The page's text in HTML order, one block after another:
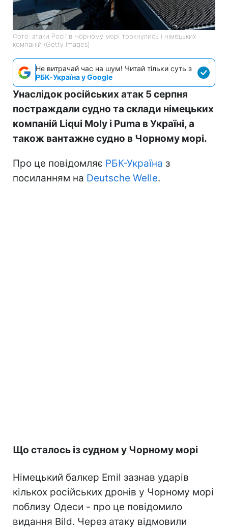
Фото: атаки Росії в Чорному морі торкнулись і німецьких
компаній (Getty Images)
Не витрачай час на шум! Читай тільки суть з
РБК-Україна у Google
Унаслідок російських атак 5 серпня
постраждали судно та склади німецьких
компаній Liqui Moly і Puma в Україні, а
також вантажне судно в Чорному морі.
Про це повідомляє РБК-Україна з
посиланням на Deutsche Welle.
Що сталось із судном у Чорному морі
Німецький балкер Emil зазнав ударів
кількох російських дронів у Чорному морі
поблизу Одеси - про це повідомило
видання Bild. Через атаку відмовили